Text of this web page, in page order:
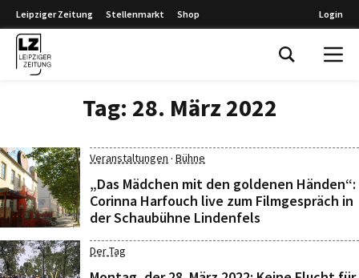
Leipziger Zeitung Stellenmarkt Shop Login
Tag: 28. März 2022
Veranstaltungen · Bühne
„Das Mädchen mit den goldenen Händen“:
Corinna Harfouch live zum Filmgespräch in
der Schaubühne Lindenfels
Der Tag